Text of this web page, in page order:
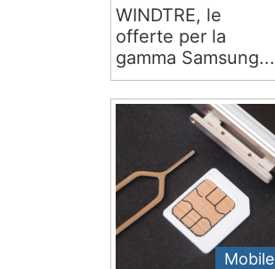
WINDTRE, le
offerte per la
gamma Samsung...
Mobile